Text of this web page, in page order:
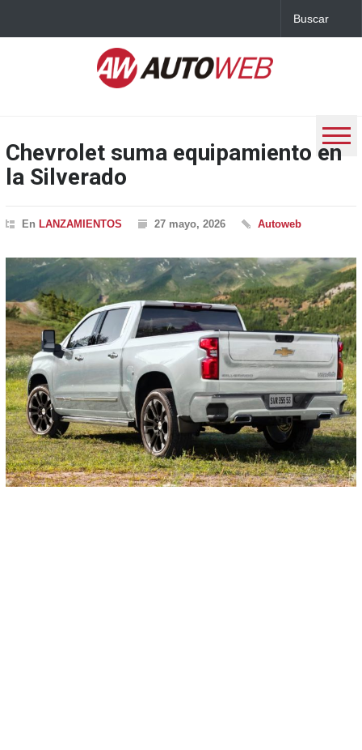
Chevrolet suma equipamiento en
la Silverado
En LANZAMIENTOS 27 mayo, 2026 Autoweb